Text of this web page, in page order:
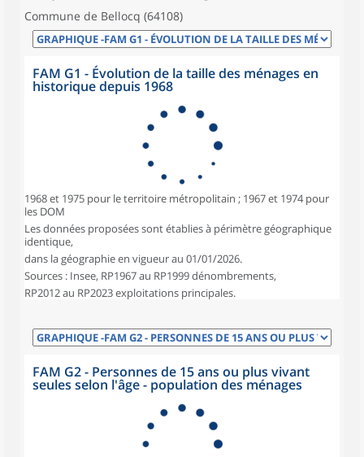
Commune de Bellocq (64108)
FAM G1 - Évolution de la taille des ménages en
historique depuis 1968
1968 et 1975 pour le territoire métropolitain ; 1967 et 1974 pour
les DOM
Les données proposées sont établies à périmètre géographique
identique,
dans la géographie en vigueur au 01/01/2026.
Sources : Insee, RP1967 au RP1999 dénombrements,
RP2012 au RP2023 exploitations principales.
FAM G2 - Personnes de 15 ans ou plus vivant
seules selon l'âge - population des ménages